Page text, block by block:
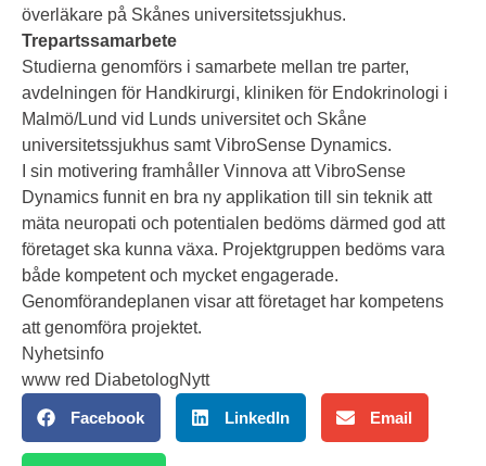
överläkare på Skånes universitetssjukhus.
Trepartssamarbete
Studierna genomförs i samarbete mellan tre parter,
avdelningen för Handkirurgi, kliniken för Endokrinologi i
Malmö/Lund vid Lunds universitet och Skåne
universitetssjukhus samt VibroSense Dynamics.
I sin motivering framhåller Vinnova att VibroSense
Dynamics funnit en bra ny applikation till sin teknik att
mäta neuropati och potentialen bedöms därmed god att
företaget ska kunna växa. Projektgruppen bedöms vara
både kompetent och mycket engagerade.
Genomförandeplanen visar att företaget har kompetens
att genomföra projektet.
Nyhetsinfo
www red DiabetologNytt
Facebook LinkedIn Email